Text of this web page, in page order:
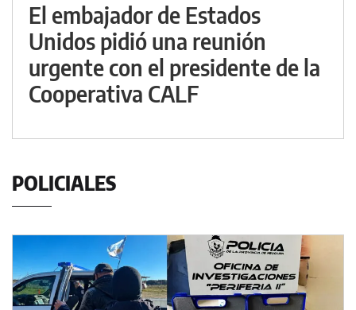
El embajador de Estados
Unidos pidió una reunión
urgente con el presidente de la
Cooperativa CALF
POLICIALES